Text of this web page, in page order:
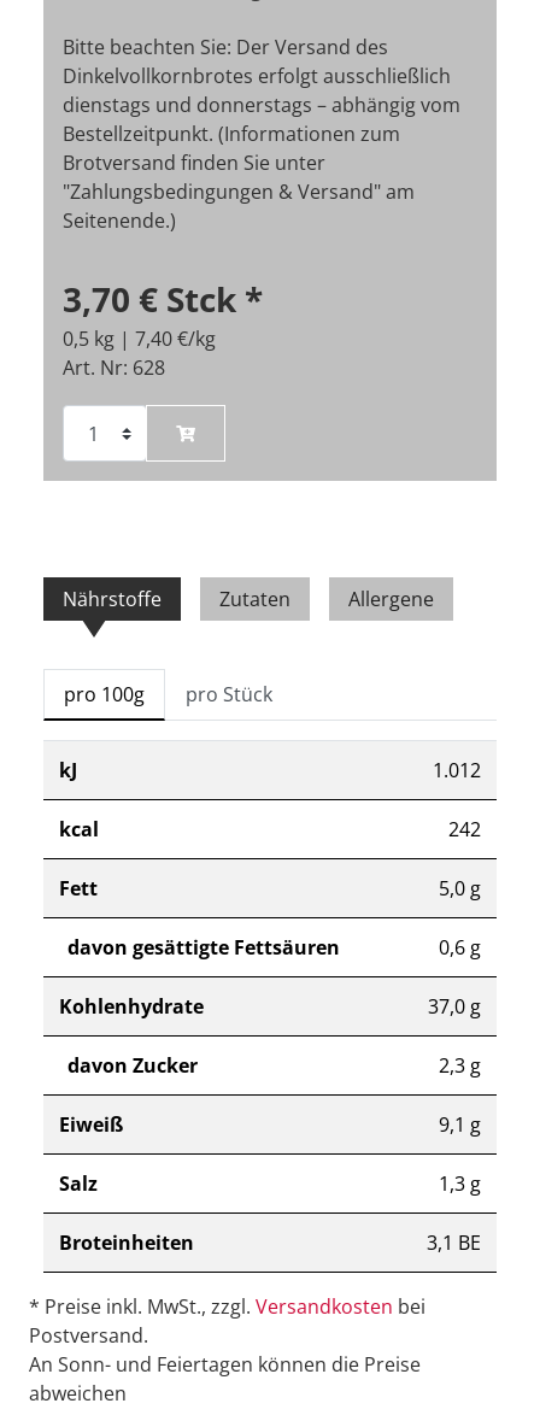
Bitte beachten Sie: Der Versand des
Dinkelvollkornbrotes erfolgt ausschließlich
dienstags und donnerstags – abhängig vom
Bestellzeitpunkt. (Informationen zum
Brotversand finden Sie unter
"Zahlungsbedingungen & Versand" am
Seitenende.)
3,70 € Stck *
0,5 kg | 7,40 €/kg
Art. Nr: 628
Nährstoffe Zutaten Allergene
pro 100g pro Stück
kJ 1.012
kcal 242
Fett 5,0 g
davon gesättigte Fettsäuren 0,6 g
Kohlenhydrate 37,0 g
davon Zucker 2,3 g
Eiweiß 9,1 g
Salz 1,3 g
Broteinheiten 3,1 BE
* Preise inkl. MwSt., zzgl. Versandkosten bei
Postversand.
An Sonn- und Feiertagen können die Preise
abweichen